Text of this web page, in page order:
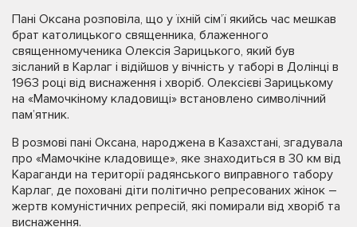
Пані Оксана розповіла, що у їхній сім’ї якийсь час мешкав
брат католицького священника, блаженного
священномученика Олексія Зарицького, який був
зісланий в Карлаг і відійшов у вічність у таборі в Долінці в
1963 році від виснаження і хворіб. Олексієві Зарицькому
на «Мамочкіному кладовищі» встановлено символічний
пам’ятник.
В розмові пані Оксана, народжена в Казахстані, згадувала
про «Мамочкіне кладовище», яке знаходиться в 30 км від
Караганди на території радянського виправного табору
Карлаг, де поховані діти політично репресованих жінок –
жертв комуністичних репресій, які помирали від хворіб та
виснаження.